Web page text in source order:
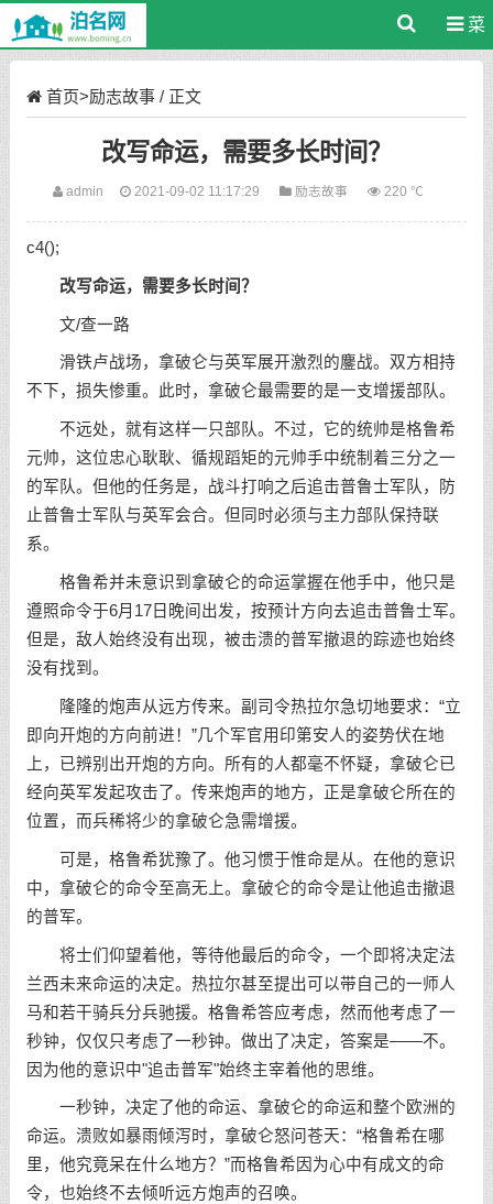
菜
首页>励志故事/ 正文
改写命运，需要多长时间？
admin 2021-09-02 11:17:29 励志故事 220 ℃
c4();
改写命运，需要多长时间？
文/查一路
滑铁卢战场，拿破仑与英军展开激烈的鏖战。双方相持
不下，损失惨重。此时，拿破仑最需要的是一支增援部队。
不远处，就有这样一只部队。不过，它的统帅是格鲁希
元帅，这位忠心耿耿、循规蹈矩的元帅手中统制着三分之一
的军队。但他的任务是，战斗打响之后追击普鲁士军队，防
止普鲁士军队与英军会合。但同时必须与主力部队保持联
系。
格鲁希并未意识到拿破仑的命运掌握在他手中，他只是
遵照命令于6月17日晚间出发，按预计方向去追击普鲁士军。
但是，敌人始终没有出现，被击溃的普军撤退的踪迹也始终
没有找到。
隆隆的炮声从远方传来。副司令热拉尔急切地要求：“立
即向开炮的方向前进！”几个军官用印第安人的姿势伏在地
上，已辨别出开炮的方向。所有的人都毫不怀疑，拿破仑已
经向英军发起攻击了。传来炮声的地方，正是拿破仑所在的
位置，而兵稀将少的拿破仑急需增援。
可是，格鲁希犹豫了。他习惯于惟命是从。在他的意识
中，拿破仑的命令至高无上。拿破仑的命令是让他追击撤退
的普军。
将士们仰望着他，等待他最后的命令，一个即将决定法
兰西未来命运的决定。热拉尔甚至提出可以带自己的一师人
马和若干骑兵分兵驰援。格鲁希答应考虑，然而他考虑了一
秒钟，仅仅只考虑了一秒钟。做出了决定，答案是——不。
因为他的意识中"追击普军"始终主宰着他的思维。
一秒钟，决定了他的命运、拿破仑的命运和整个欧洲的
命运。溃败如暴雨倾泻时，拿破仑怒问苍天：“格鲁希在哪
里，他究竟呆在什么地方？”而格鲁希因为心中有成文的命
令，也始终不去倾听远方炮声的召唤。